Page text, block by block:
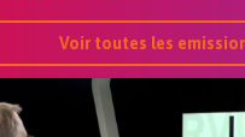
Voir toutes les